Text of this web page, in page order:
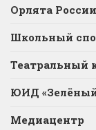
Орлята России
Школьный
Театральный
ЮИД «Зелёный
Медиацентр